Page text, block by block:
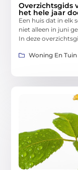
Overzichtsgids
het hele jaar
Een huis dat in elk
niet alleen in juni
In deze
Woning En Tuin